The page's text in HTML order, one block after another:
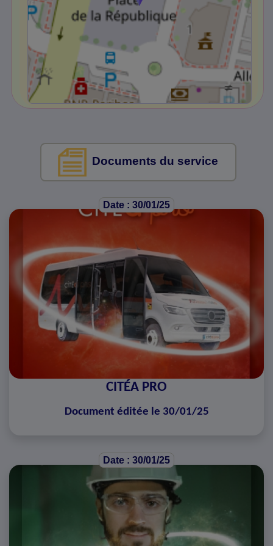
Documents du service
Date : 30/01/25
CITÉA PRO
Document éditée le 30/01/25
Date : 30/01/25